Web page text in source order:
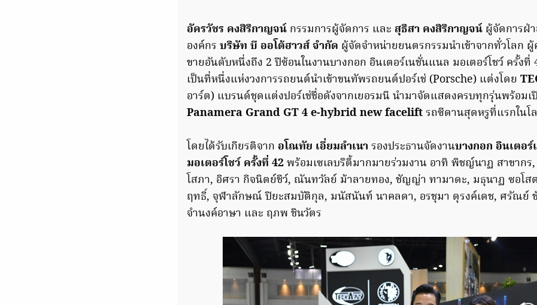
อัครวัชร คงสิริกาญจน์ กรรมการผู้จัดการ และ สุธิสา คงสิริกาญจน์ ผู้จัดการฝ่
องค์กร บริษัท บี ออโต้ฮาวส์ จำกัด ผู้จัดจำหน่ายยนตรกรรมนำเข้าจากทั่วโลก
ขายอันดับหนึ่งถึง 2 ปีซ้อนในงานบางกอก อินเตอร์เนชั่นแนล มอเตอร์โชว์ ครั้งที่
เป็นที่หนึ่งแห่งวงการรถยนต์นำเข้าขนทัพรถยนต์ปอร์เช่ (Porsche) แต่งโดย
อาร์ต) แบรนด์ชุดแต่งปอร์เช่ชื่อดังจากเยอรมนี นำมาจัดแสดงครบทุกรุ่นพร้อมเ
Panamera Grand GT 4 e-hybrid new faceliftรถซีดานสุดหรูที่แรกในโ
โดยได้รับเกียรติจาก อโณทัย เอี่ยมลำเนารองประธานจัดงานบางกอก อินเตอ
มอเตอร์โชว์ ครั้งที่ 42พร้อมเซเลบริตี้มากมายร่วมงาน อาทิ พิชญ์นาฏ สาขากร
โสภา, อิศรา กิจนิตย์ชีว์, ณันทวัลย์ ม้าลายทอง, ชัญญ่า ทามาดะ, มธุนาฏ ซอโส
ฤทธิ์, จุฬาลักษณ์ ปิยะสมบัติกุล, มนัสนันท์ นาคลดา, อรชุมา ดุรงค์เดช, ศรัณย์
จำนงค์อาษา และ ฤภพ ชินวัตร